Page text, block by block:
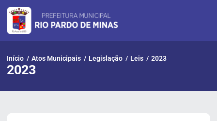
para
conteúdo
Início / Atos Municipais / Legislação / Leis / 2023
2023